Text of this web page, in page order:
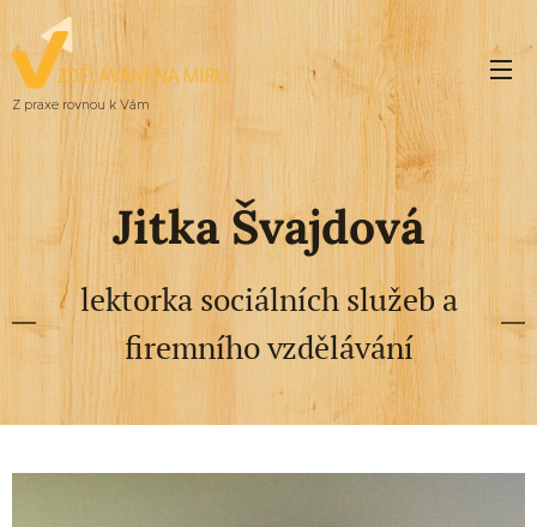
Z praxe rovnou k Vám
Jitka Švajdová
lektorka sociálních služeb a
firemního vzdělávání